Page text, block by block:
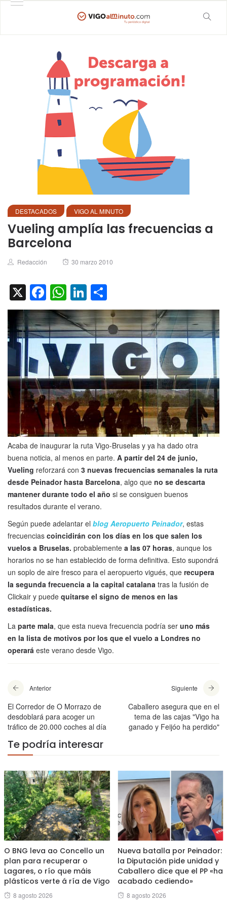
DESTACADOS VIGO AL MINUTO
Vueling amplía las frecuencias a
Barcelona
Author
Redacción
Posted
30 marzo 2010
X Facebook
WhatsApp
LinkedIn
Acaba de inaugurar la ruta Vigo-Bruselas y ya ha dado otra
buena noticia, al menos en parte. A partir del 24 de junio,
Vueling reforzará con 3 nuevas frecuencias semanales la ruta
desde Peinador hasta Barcelona, algo que no se descarta
mantener durante todo el año si se consiguen buenos
resultados durante el verano.
Según puede adelantar el blog Aeropuerto Peinador, estas
frecuencias coincidirán con los días en los que salen los
vuelos a Bruselas. probablemente a las 07 horas, aunque los
horarios no se han establecido de forma definitiva. Esto supondrá
un soplo de aire fresco para el aeropuerto vigués, que recupera
la segunda frecuencia a la capital catalana tras la fusión de
Clickair y puede quitarse el signo de menos en las
estadísticas.
La parte mala, que esta nueva frecuencia podría ser uno más
en la lista de motivos por los que el vuelo a Londres no
operará este verano desde Vigo.
Anterior
El Corredor de O Morrazo de
desdoblará para acoger un
tráfico de 20.000 coches al día
Siguiente
Caballero asegura que en el
tema de las cajas "Vigo ha
ganado y Feijóo ha perdido"
Te podría interesar
O BNG leva ao Concello un
plan para recuperar o
Lagares, o río que máis
plásticos verte á ría de Vigo
Posted
8 agosto 2026
Nueva batalla por Peinador:
la Diputación pide unidad y
Caballero dice que el PP «ha
acabado cediendo»
Posted
8 agosto 2026